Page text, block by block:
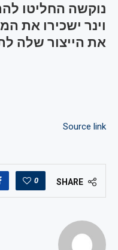
נוקשה החליטו
וינר ישכירו את
את הייצור שלה
Source link
SHARE
0